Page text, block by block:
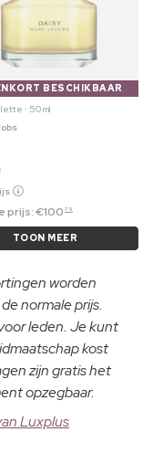
BESCHIKBAAR
⋅ 50 ml
prijs:€100 79
TOON MEER
worden
normale prijs.
leden. Je kunt
kost
zijn gratis het
opzegbaar.
Luxplus